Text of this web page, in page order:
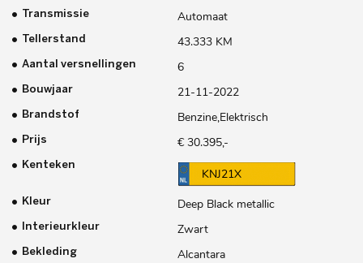
Transmissie Automaat
Tellerstand 43.333 KM
Aantal versnellingen 6
Bouwjaar 21-11-2022
Brandstof Benzine,Elektrisch
Prijs € 30.395,-
Kenteken
KNJ21X
Kleur Deep Black metallic
Interieurkleur Zwart
Bekleding Alcantara